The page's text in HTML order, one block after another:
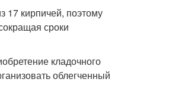
17 кирпичей, поэтому
сроки
кладочного
облегченный